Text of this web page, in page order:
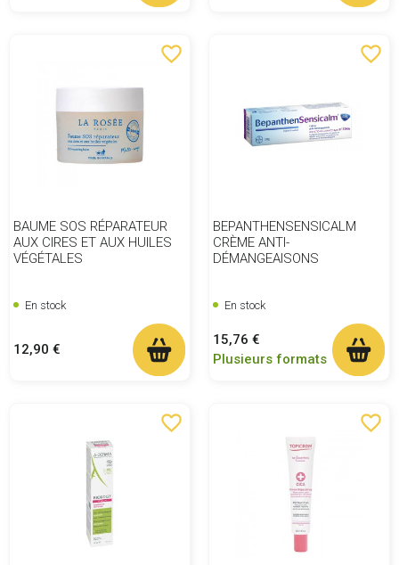
favorite_border
BAUME SOS RÉPARATEUR
AUX CIRES ET AUX HUILES
VÉGÉTALES
En stock
Prix
12,90 €
favorite_border
BEPANTHENSENSICALM
CRÈME ANTI-
DÉMANGEAISONS
En stock
Prix
15,76 €
Plusieurs formats
favorite_border favorite_border